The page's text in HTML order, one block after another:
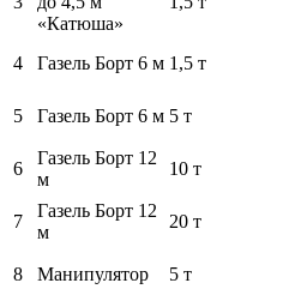
«Катюша»
4 Газель Борт 6 м 1,5 т
5 Газель Борт 6 м 5 т
6
Газель Борт 12
м
10 т
7
Газель Борт 12
м
20 т
8 Манипулятор 5 т